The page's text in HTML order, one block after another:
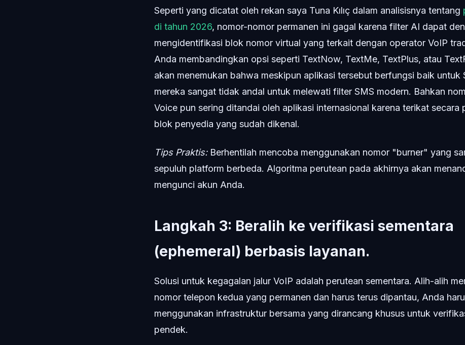
Seperti yang dicatat oleh rekan saya Tuna Kılıç dalam analisisnya tentang
di tahun 2026, nomor-nomor permanen ini gagal karena filter AI dapat
mengidentifikasi blok nomor virtual yang terkait dengan operator VoIP
Anda membandingkan opsi seperti TextNow, TextMe, TextPlus, atau
akan menemukan bahwa meskipun aplikasi tersebut berfungsi baik untuk
mereka sangat tidak andal untuk melewati filter SMS modern. Bahkan
Voice pun sering ditandai oleh aplikasi internasional karena terikat secara
blok penyedia yang sudah dikenal.
Tips Praktis:Berhentilah mencoba menggunakan nomor "burner" yang
sepuluh platform berbeda. Algoritma perutean pada akhirnya akan
mengunci akun Anda.
Langkah 3: Beralih ke verifikasi sementara
(ephemeral) berbasis layanan.
Solusi untuk kegagalan jalur VoIP adalah perutean sementara. Alih-alih
nomor telepon kedua yang permanen dan harus terus dipantau, Anda
menggunakan infrastruktur bersama yang dirancang khusus untuk
pendek.